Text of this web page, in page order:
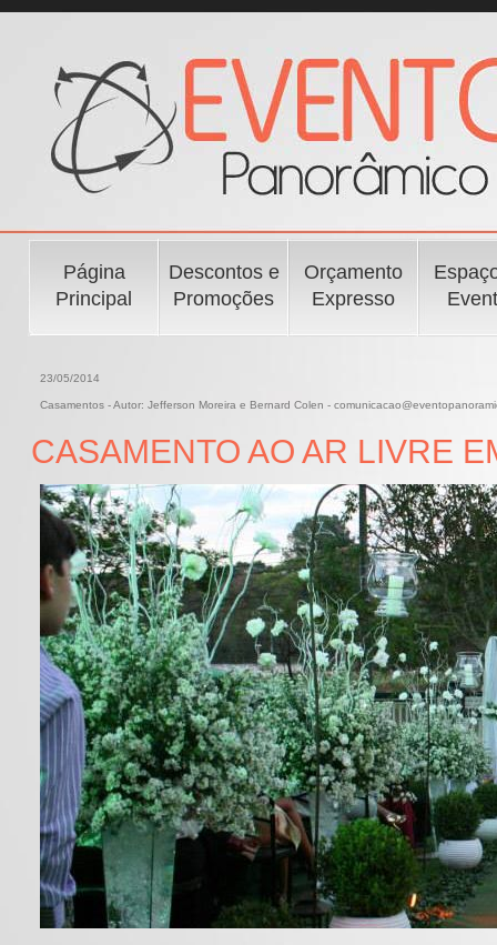
Página
Principal
Descontos e
Promoções
Orçamento
Expresso
23/05/2014
Casamentos - Autor: Jefferson Moreira e Bernard Colen -
CASAMENTO AO AR LIVRE